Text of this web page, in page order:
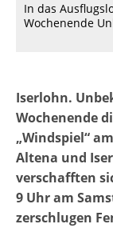
In das
Wochenende
Iserlohn.
Wochenende
„Windspiel“
Altena und
verschafften
9 Uhr am
zerschlugen